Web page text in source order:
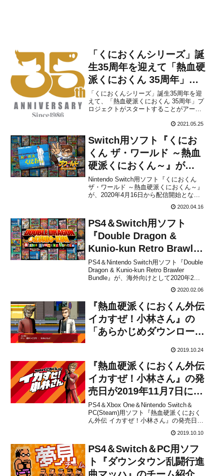
「くにおくんシリーズ」誕
生35周年を迎えて「熱血硬
派くにおくん 35周年」プ
ロジェクトがスタート！
「くにおくんシリーズ」誕生35周年を迎
えて、「熱血硬派くにおくん 35周年」プ
ロジェクトがスタートすることがアーク
シリーズ新作ゲームの発売のみならず、
なプロジェクトが進行中とのこと。続報
は今後公開される予定で...
2021.05.25
Switch用ソフト『くにお
くん ザ・ワールド ～熱血
硬派くにおくん～』が
2020年4月16日から配信開
始！
Nintendo Switch用ソフト『くにおくん
ザ・ワールド ～熱血硬派くにおくん～』
が、2020年4月16日から配信開始となり
れています。2018年12月にリリースされ
た「くにおくん ザ・ワールド クラシック
スコレクション」に収録さ...
2020.04.16
PS4＆Switch用ソフト
『Double Dragon &
Kunio-kun Retro Brawler
Bundle』が海外向けとし
て2020年2月20日に発売決
定！ザ・ワールド ～クラ
シックスコレクションの海
外版
PS4＆Nintendo Switch用ソフト『Double
Dragon & Kunio-kun Retro Brawler
Bundle』が、海外向けとして2020年2月
ワークスから発表されました。このゲー
ムは、日本で2018年12月20...
2020.02.06
『熱血硬派くにおくん外伝
イカすぜ！小林さん』の
「あらかじめダウンロー
2019.10.24
『熱血硬派くにおくん外伝
イカすぜ！小林さん』の発
売日が2019年11月7日に決
定！
PS4＆Xbox One＆Nintendo Switch＆
PC(Steam)用ソフト『熱血硬派くにおく
ん外伝 イカすぜ！小林さん』の発売日
ークシステムワークスから発表されまし
た。ダウンロード専用となり、販売価格
は1,500円(税込)に設定...
2019.10.10
PS4＆Switch＆PC用ソフ
ト『ダウンタウン乱闘行進